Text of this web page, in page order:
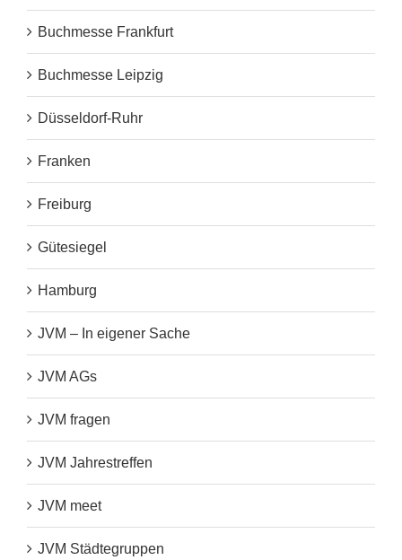
Buchmesse Frankfurt
Buchmesse Leipzig
Düsseldorf-Ruhr
Franken
Freiburg
Gütesiegel
Hamburg
JVM – In eigener Sache
JVM AGs
JVM fragen
JVM Jahrestreffen
JVM meet
JVM Städtegruppen